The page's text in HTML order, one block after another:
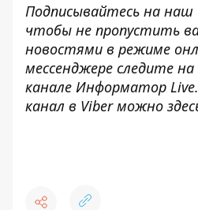
Подписывайтесь на наш
чтобы не пропустить
новостями в режиме
мессенджере следите
канале Информатор Live
канал в Viber можно